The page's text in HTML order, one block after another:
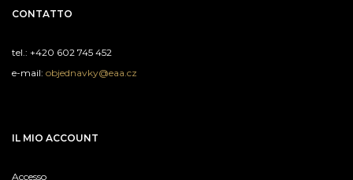
CONTATTO
tel.: +420 602 745 452
e-mail: objednavky@eaa.cz
IL MIO ACCOUNT
Accesso